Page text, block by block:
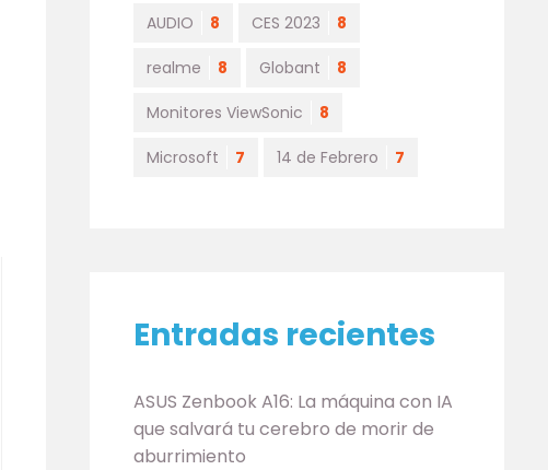
AUDIO 8 CES 2023 8
realme 8 Globant 8
Monitores ViewSonic 8
Microsoft 7 14 de Febrero 7
Entradas recientes
ASUS Zenbook A16: La máquina con IA
que salvará tu cerebro de morir de
aburrimiento